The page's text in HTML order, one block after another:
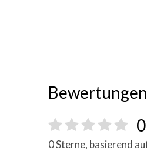
Bewertungen
0
0 Sterne, basierend